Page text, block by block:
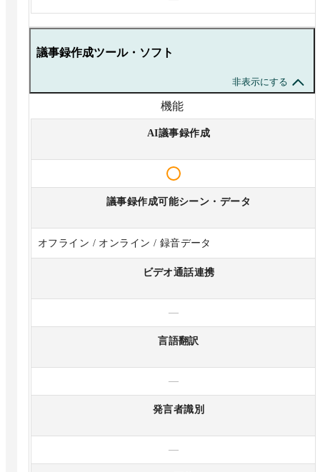
議事録作成ツール・ソフト
非表示にする
機能
AI議事録作成
議事録作成可能シーン・データ
オフライン / オンライン / 録音データ
ビデオ通話連携
—
言語翻訳
—
発言者識別
—